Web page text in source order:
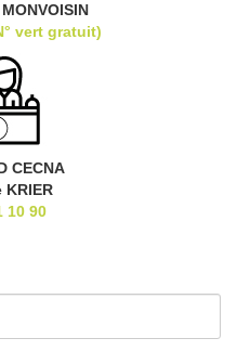
vert gratuit)
CECNA
KRIER
10 90